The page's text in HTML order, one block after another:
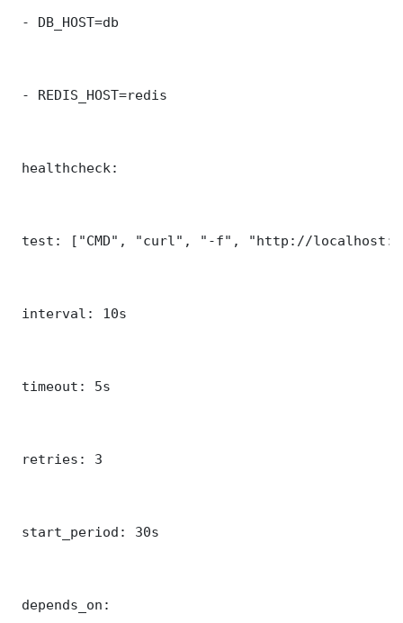
- DB_HOST=db
- REDIS_HOST=redis
healthcheck:
test: ["CMD", "curl", "-f", "http://
interval: 10s
timeout: 5s
retries: 3
start_period: 30s
depends_on: